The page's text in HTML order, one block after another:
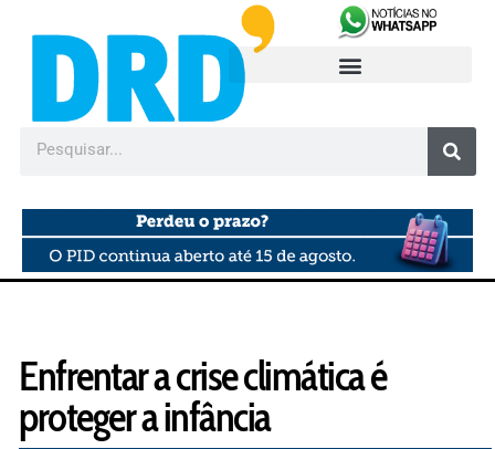
Enfrentar a crise climática é
proteger a infância